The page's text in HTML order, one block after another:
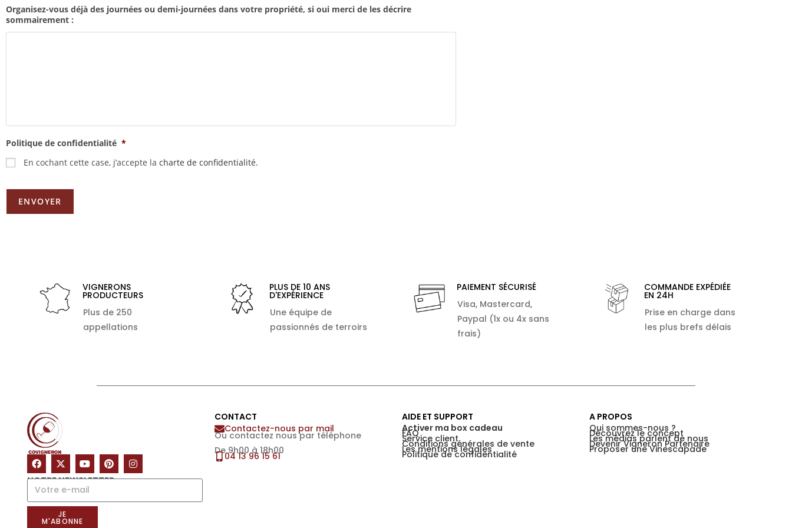
Organisez-vous déjà des journées ou demi-journées dans votre propriété, si oui merci de les décrire
sommairement :
Politique de confidentialité *
En cochant cette case, j’accepte la charte de confidentialité.
VIGNERONS
PRODUCTEURS
Plus de 250
appellations
PLUS DE 10 ANS
D'EXPÉRIENCE
Une équipe de
passionnés de terroirs
PAIEMENT SÉCURISÉ
Visa, Mastercard,
Paypal (1x ou 4x sans
frais)
COMMANDE EXPÉDIÉE
EN 24H
Prise en charge dans
les plus brefs délais
NOTRE NEWSLETTER
JE
M'ABONNE
CONTACT
Contactez-nous par mail
Ou contactez nous par téléphone
De 9h00 à 18h00
04 13 96 15 61
AIDE ET SUPPORT
Activer ma box cadeau
FAQ
Service client
Conditions générales de vente
Les mentions légales
Politique de confidentialité
A PROPOS
Qui sommes-nous ?
Découvrez le concept
Les médias parlent de nous
Devenir Vigneron Partenaire
Proposer une Vinescapade